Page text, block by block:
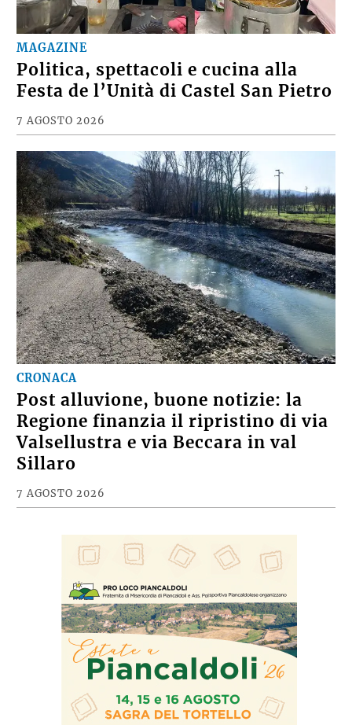
MAGAZINE
Politica, spettacoli e cucina alla
Festa de l’Unità di Castel San Pietro
7 AGOSTO 2026
CRONACA
Post alluvione, buone notizie: la
Regione finanzia il ripristino di via
Valsellustra e via Beccara in val
Sillaro
7 AGOSTO 2026